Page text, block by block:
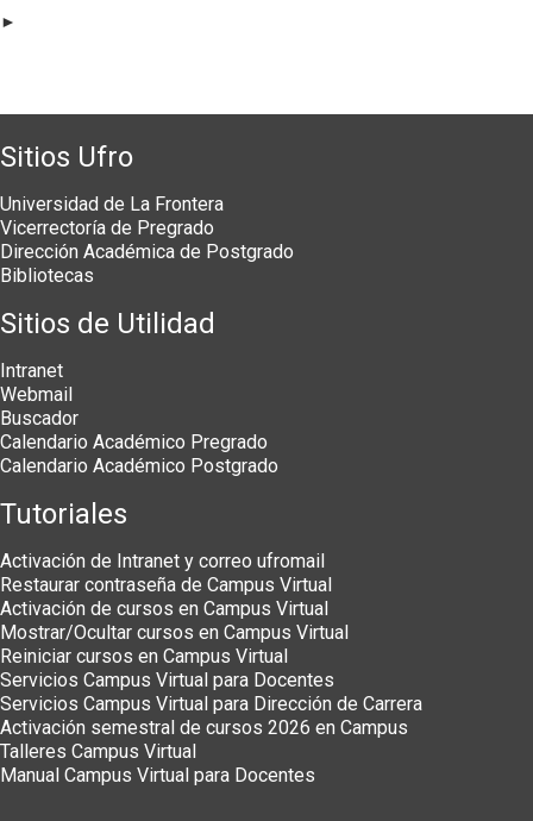
Sitios Ufro
Universidad de La Frontera
Vicerrectoría de Pregrado
Dirección Académica de Postgrado
Bibliotecas
Sitios de Utilidad
Intranet
Webmail
Buscador
Calendario Académico Pregrado
Calendario Académico Postgrado
Tutoriales
Activación de Intranet y correo ufromail
Restaurar contraseña de Campus Virtual
Activación de cursos en Campus Virtual
Mostrar/Ocultar cursos en Campus Virtual
Reiniciar cursos en Campus Virtual
Servicios Campus Virtual para Docentes
Servicios Campus Virtual para Dirección de Carrera
Activación semestral de cursos 2026 en Campus
Talleres Campus Virtual
Manual Campus Virtual para Docentes